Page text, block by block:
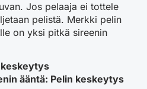
Jos pelaaja ei tottele
pelistä. Merkki pelin
on yksi pitkä sireenin
ääntä: Pelin keskeytys